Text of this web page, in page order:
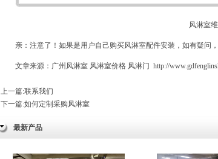
风淋室
亲：注意了！如果是用户自己购买风淋室配件安装，如有疑问
文章来源：广州风淋室 风淋室价格 风淋门 http://
上一篇:联系我们
下一篇:如何定制采购风淋室
最新产品